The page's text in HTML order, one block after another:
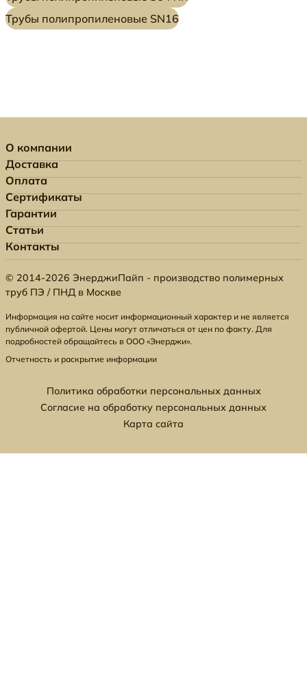
Трубы полипропиленовые SN16
О компании
Доставка
Оплата
Сертификаты
Гарантии
Статьи
Контакты
© 2014-2026 ЭнерджиПайп - производство полимерных
труб ПЭ / ПНД в Москве
Информация на сайте носит информационный характер и не является
публичной офертой. Цены могут отличаться от цен по факту. Для
подробностей обращайтесь в ООО «Энерджи».
Отчетность и раскрытие информации
Политика обработки персональных данных
Согласие на обработку персональных данных
Карта сайта